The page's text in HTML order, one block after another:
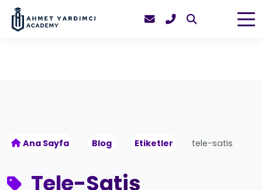
Ana Sayfa Blog Etiketler tele-satis
Tele-Satis